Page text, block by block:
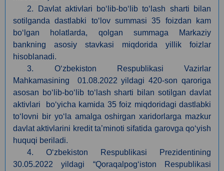
2. Davlat aktivlari bo‘lib-bo‘lib to‘lash sharti bilan
sotilganda dastlabki to‘lov summasi 35 foizdan kam
bo‘lgan holatlarda, qolgan summaga Markaziy
bankning asosiy stavkasi miqdorida yillik foizlar
hisoblanadi.
3. O‘zbekiston Respublikasi Vazirlar
Mahkamasining 01.08.2022 yildagi 420-son qaroriga
asosan bo‘lib-bo‘lib to‘lash sharti bilan sotilgan davlat
aktivlari bo‘yicha kamida 35 foiz miqdoridagi dastlabki
to‘lovni bir yo‘la amalga oshirgan xaridorlarga mazkur
davlat aktivlarini kredit ta’minoti sifatida garovga qo‘yish
huquqi beriladi.
4. O‘zbekiston Respublikasi Prezidentining
30.05.2022 yildagi “Qoraqalpog‘iston Respublikasi